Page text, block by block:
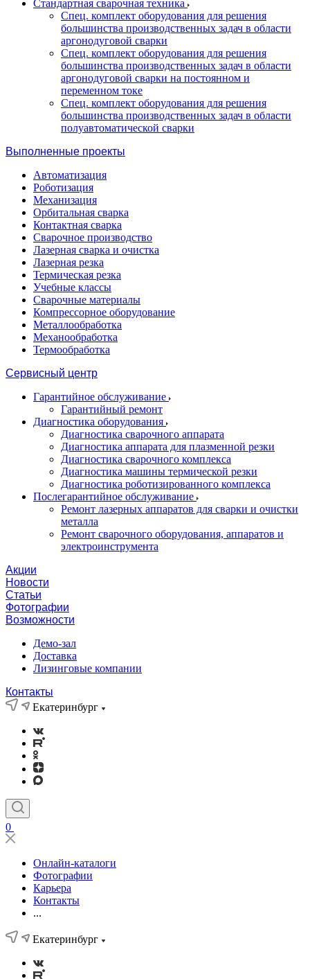
Стандартная сварочная техника
Спец. комплект оборудования для решения
большинства производственных задач в области
аргонодуговой сварки
Спец. комплект оборудования для решения
большинства производственных задач в области
аргонодуговой сварки на постоянном и
переменном токе
Спец. комплект оборудования для решения
большинства производственных задач в области
полуавтоматической сварки
Выполненные проекты
Автоматизация
Роботизация
Механизация
Орбитальная сварка
Контактная сварка
Сварочное производство
Лазерная сварка и очистка
Лазерная резка
Термическая резка
Учебные классы
Сварочные материалы
Компрессорное оборудование
Металлообработка
Механообработка
Термообработка
Сервисный центр
Гарантийное обслуживание
Гарантийный ремонт
Диагностика оборудования
Диагностика сварочного аппарата
Диагностика аппарата для плазменной резки
Диагностика сварочного комплекса
Диагностика машины термической резки
Диагностика роботизированного комплекса
Послегарантийное обслуживание
Ремонт лазерных аппаратов для сварки и очистки
металла
Ремонт сварочного оборудования, аппаратов и
электроинструмента
Акции
Новости
Статьи
Фотографии
Возможности
Демо-зал
Доставка
Лизинговые компании
Контакты
Екатеринбург
0
Онлайн-каталоги
Фотографии
Карьера
Контакты
...
Екатеринбург